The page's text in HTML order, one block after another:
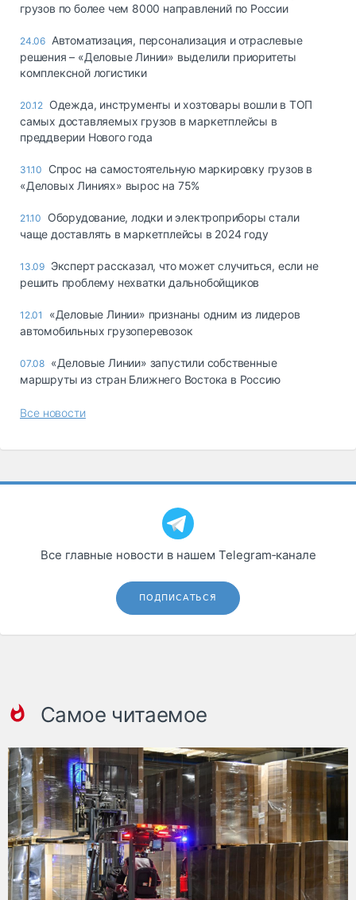
грузов по более чем 8000 направлений по России
24.06 Автоматизация, персонализация и отраслевые
решения – «Деловые Линии» выделили приоритеты
комплексной логистики
20.12 Одежда, инструменты и хозтовары вошли в ТОП
самых доставляемых грузов в маркетплейсы в
преддверии Нового года
31.10
Спрос на самостоятельную маркировку грузов в
«Деловых Линиях» вырос на 75%
21.10
Оборудование, лодки и электроприборы стали
чаще доставлять в маркетплейсы в 2024 году
13.09 Эксперт рассказал, что может случиться, если не
решить проблему нехватки дальнобойщиков
12.01
«Деловые Линии» признаны одним из лидеров
автомобильных грузоперевозок
07.08 «Деловые Линии» запустили собственные
маршруты из стран Ближнего Востока в Россию
Все новости
Все главные новости в нашем Telegram‑канале
ПОДПИСАТЬСЯ
Самое читаемое